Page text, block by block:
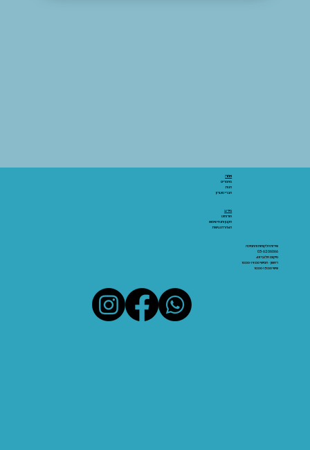
שירות הלקוחות והתמיכה
03-6206066
מיקום: אלנבי 43
ראשון - חמישי 10:00-19:00
שישי 10:00-15:00
אתר:
מאמרים
חנות
חברי מועדון
מידע:
אודותינו
תקנון ותנאי שימוש
הצהרת נגישות